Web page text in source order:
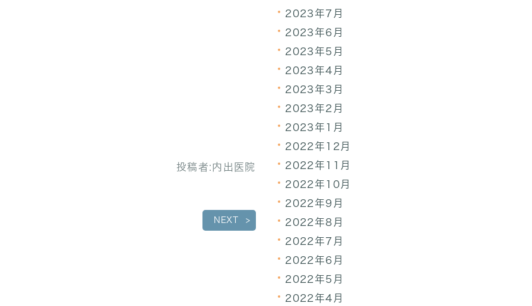
投稿者:内出医院
NEXT
2023年7月
2023年6月
2023年5月
2023年4月
2023年3月
2023年2月
2023年1月
2022年12月
2022年11月
2022年10月
2022年9月
2022年8月
2022年7月
2022年6月
2022年5月
2022年4月